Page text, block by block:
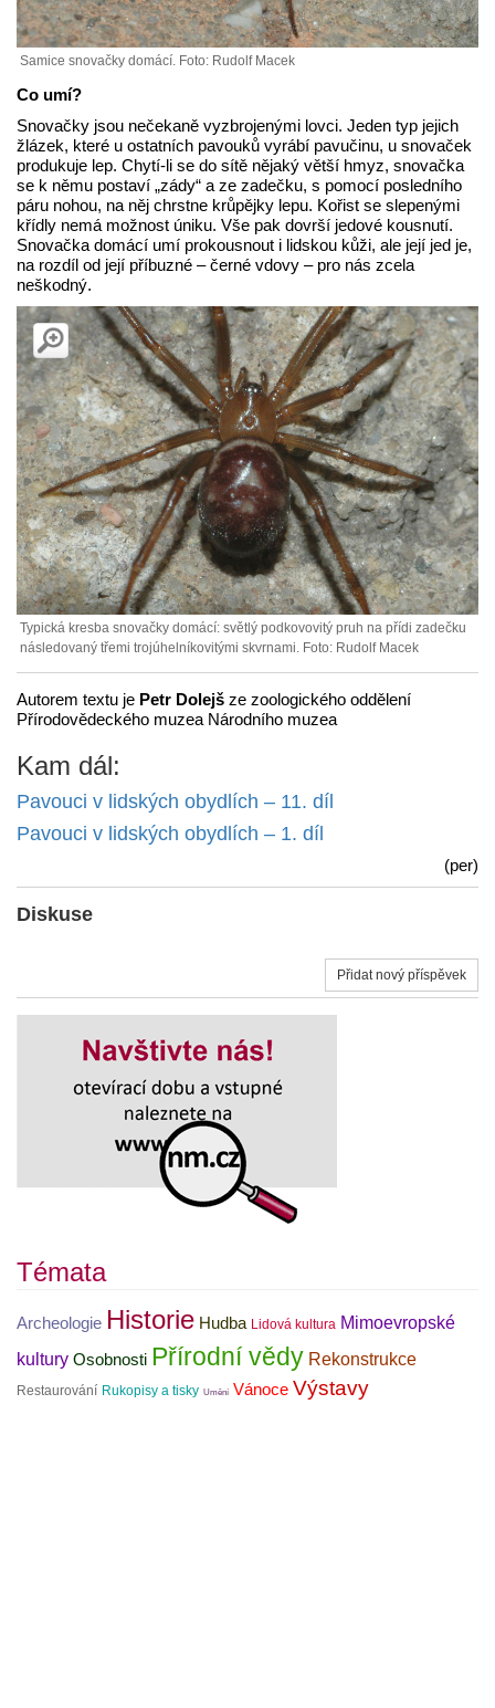
Samice snovačky domácí. Foto: Rudolf Macek
Co umí?
Snovačky jsou nečekaně vyzbrojenými lovci. Jeden typ jejich
žlázek, které u ostatních pavouků vyrábí pavučinu, u snovaček
produkuje lep. Chytí-li se do sítě nějaký větší hmyz, snovačka
se k němu postaví „zády“ a ze zadečku, s pomocí posledního
páru nohou, na něj chrstne krůpějky lepu. Kořist se slepenými
křídly nemá možnost úniku. Vše pak dovrší jedové kousnutí.
Snovačka domácí umí prokousnout i lidskou kůži, ale její jed je,
na rozdíl od její příbuzné – černé vdovy – pro nás zcela
neškodný.
Typická kresba snovačky domácí: světlý podkovovitý pruh na přídi zadečku
následovaný třemi trojúhelníkovitými skvrnami. Foto: Rudolf Macek
Autorem textu je Petr Dolejš ze zoologického oddělení
Přírodovědeckého muzea Národního muzea
Kam dál:
Pavouci v lidských obydlích – 11. díl
Pavouci v lidských obydlích – 1. díl
(per)
Diskuse
Přidat nový příspěvek
Témata
Archeologie Historie Hudba Lidová kultura Mimoevropské
kultury Osobnosti Přírodní vědy Rekonstrukce
Restaurování Rukopisy a tisky Umění Vánoce Výstavy